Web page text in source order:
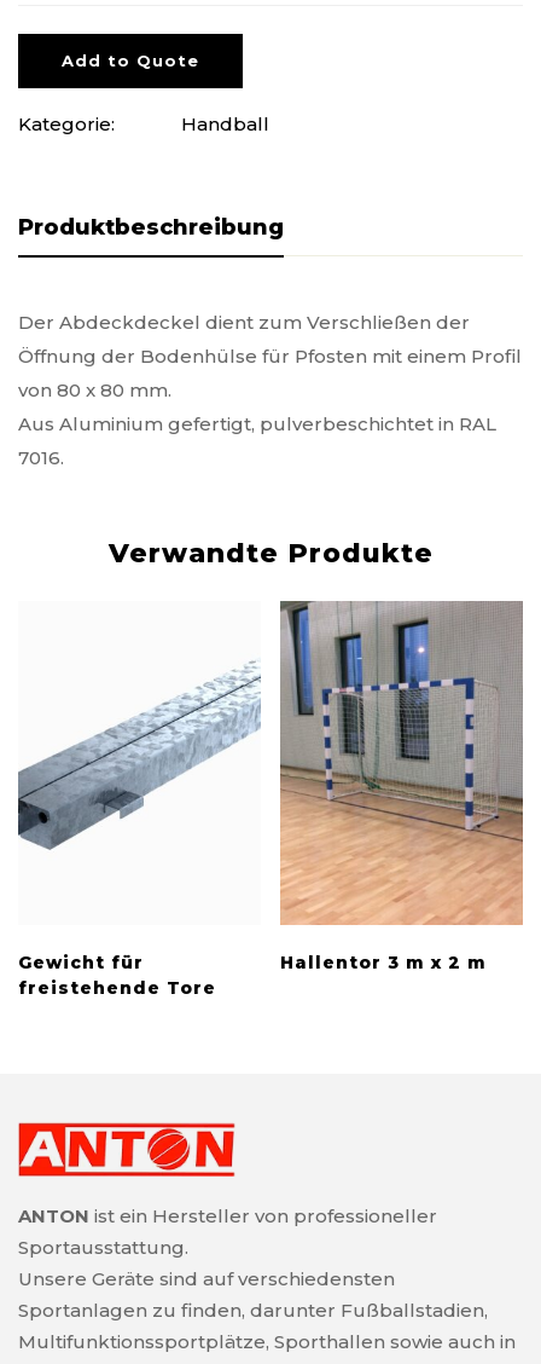
Add to Quote
Kategorie: Handball
Produktbeschreibung
Der Abdeckdeckel dient zum Verschließen der
Öffnung der Bodenhülse für Pfosten mit einem Profil
von 80 x 80 mm.
Aus Aluminium gefertigt, pulverbeschichtet in RAL
7016.
Verwandte Produkte
Gewicht für
freistehende Tore
Hallentor 3 m x 2 m
ANTON ist ein Hersteller von professioneller
Sportausstattung.
Unsere Geräte sind auf verschiedensten
Sportanlagen zu finden, darunter Fußballstadien,
Multifunktionssportplätze, Sporthallen sowie auch in